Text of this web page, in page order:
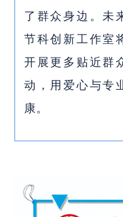
了群众身边。未
节科创新工作室
开展更多贴近群
动，用爱心与专
康。